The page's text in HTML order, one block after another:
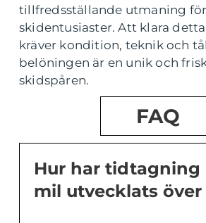
tillfredsställande utmaning för
skidentusiaster. Att klara
kräver kondition, teknik och
belöningen är en unik och
skidspåren.
FAQ
Hur har tidtagning
mil utvecklats över